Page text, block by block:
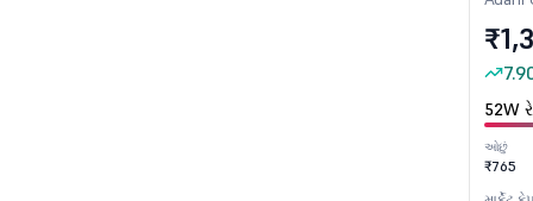
52W
ઓછું
₹765